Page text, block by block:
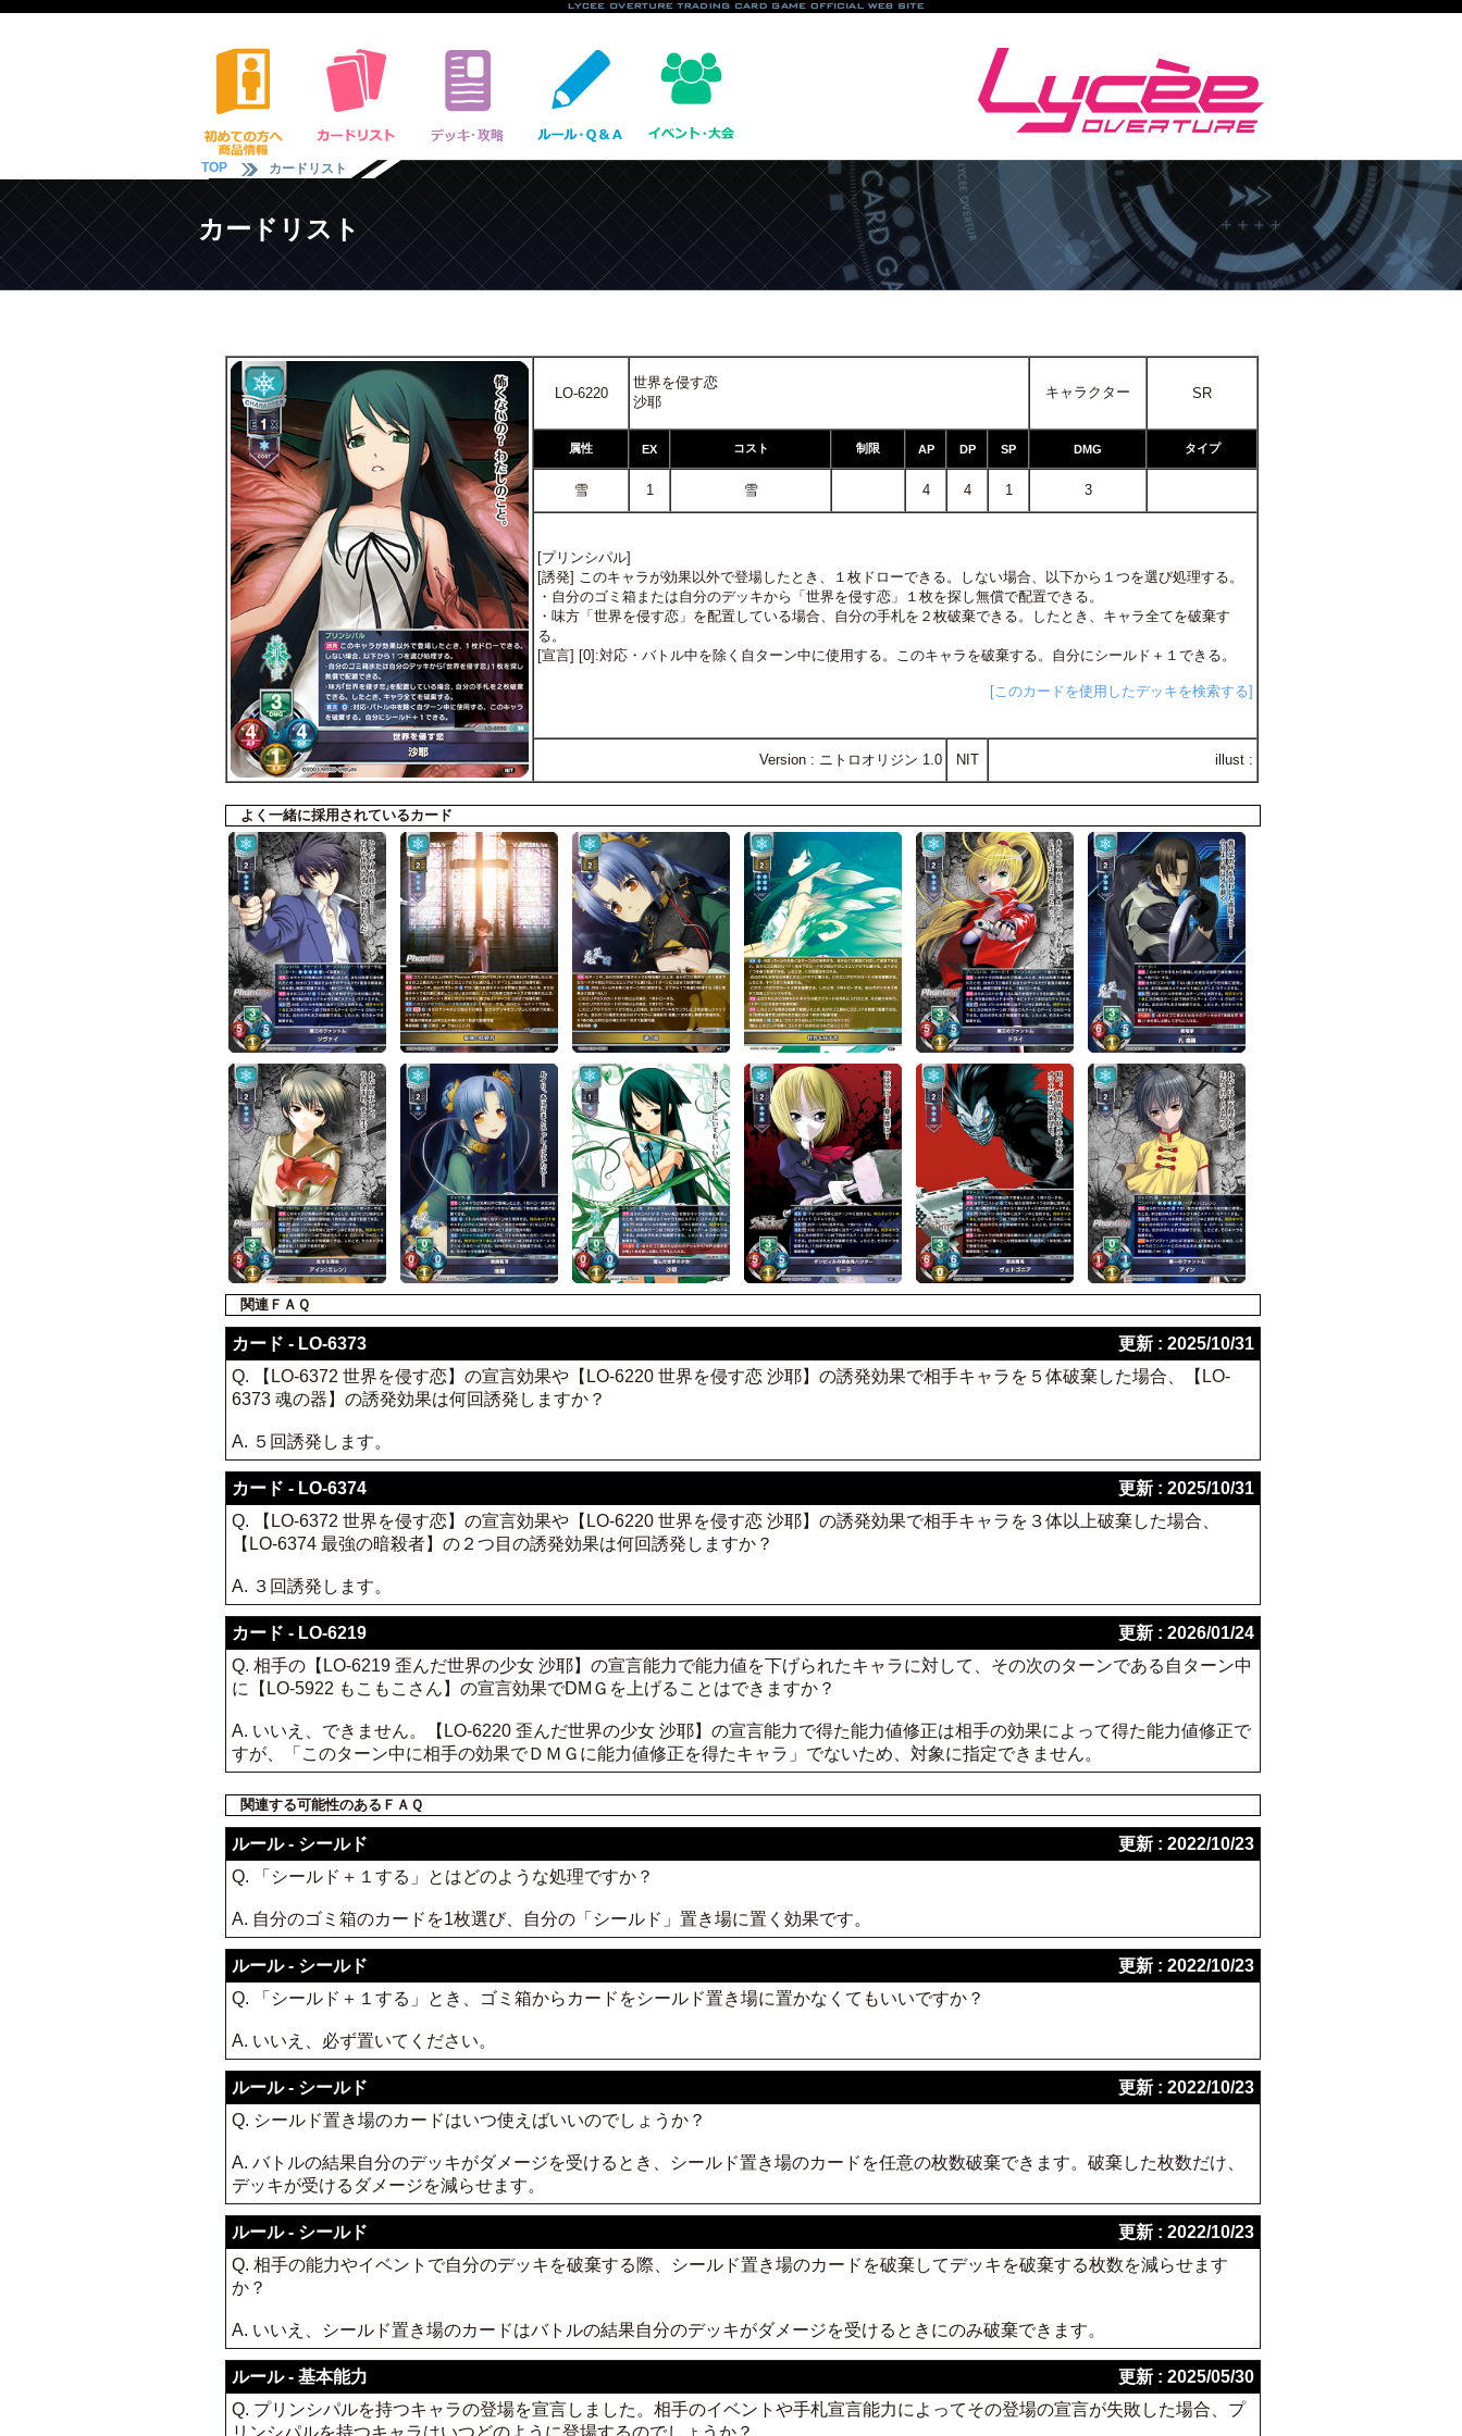
TOP カードリスト
カードリスト
LO-6220
世界を侵す恋
沙耶
キャラクター SR
属性 EX コスト 制限 AP DP SP DMG タイプ
雪 1 雪 4 4 1 3
[プリンシパル]
[誘発] このキャラが効果以外で登場したとき、１枚ドローできる。しない場合、以下から１つを選び処理する。
・自分のゴミ箱または自分のデッキから「世界を侵す恋」１枚を探し無償で配置できる。
・味方「世界を侵す恋」を配置している場合、自分の手札を２枚破棄できる。したとき、キャラ全てを破棄す
る。
[宣言] [0]:対応・バトル中を除く自ターン中に使用する。このキャラを破棄する。自分にシールド＋１できる。
[このカードを使用したデッキを検索する]
Version : ニトロオリジン 1.0 NIT illust :
よく一緒に採用されているカード
関連ＦＡＱ
カード - LO-6373
更新 : 2025/10/31
Q. 【LO-6372 世界を侵す恋】の宣言効果や【LO-6220 世界を侵す恋 沙耶】の誘発効果で相手キャラを５体破棄した場合、【LO-
6373 魂の器】の誘発効果は何回誘発しますか？
A. ５回誘発します。
カード - LO-6374
更新 : 2025/10/31
Q. 【LO-6372 世界を侵す恋】の宣言効果や【LO-6220 世界を侵す恋 沙耶】の誘発効果で相手キャラを３体以上破棄した場合、
【LO-6374 最強の暗殺者】の２つ目の誘発効果は何回誘発しますか？
A. ３回誘発します。
カード - LO-6219
更新 : 2026/01/24
Q. 相手の【LO-6219 歪んだ世界の少女 沙耶】の宣言能力で能力値を下げられたキャラに対して、その次のターンである自ターン中
に【LO-5922 もこもこさん】の宣言効果でDMＧを上げることはできますか？
A. いいえ、できません。【LO-6220 歪んだ世界の少女 沙耶】の宣言能力で得た能力値修正は相手の効果によって得た能力値修正で
すが、「このターン中に相手の効果でＤＭＧに能力値修正を得たキャラ」でないため、対象に指定できません。
関連する可能性のあるＦＡＱ
ルール - シールド
更新 : 2022/10/23
Q. 「シールド＋１する」とはどのような処理ですか？
A. 自分のゴミ箱のカードを1枚選び、自分の「シールド」置き場に置く効果です。
ルール - シールド
更新 : 2022/10/23
Q. 「シールド＋１する」とき、ゴミ箱からカードをシールド置き場に置かなくてもいいですか？
A. いいえ、必ず置いてください。
ルール - シールド
更新 : 2022/10/23
Q. シールド置き場のカードはいつ使えばいいのでしょうか？
A. バトルの結果自分のデッキがダメージを受けるとき、シールド置き場のカードを任意の枚数破棄できます。破棄した枚数だけ、
デッキが受けるダメージを減らせます。
ルール - シールド
更新 : 2022/10/23
Q. 相手の能力やイベントで自分のデッキを破棄する際、シールド置き場のカードを破棄してデッキを破棄する枚数を減らせます
か？
A. いいえ、シールド置き場のカードはバトルの結果自分のデッキがダメージを受けるときにのみ破棄できます。
ルール - 基本能力
更新 : 2025/05/30
Q. プリンシパルを持つキャラの登場を宣言しました。相手のイベントや手札宣言能力によってその登場の宣言が失敗した場合、プ